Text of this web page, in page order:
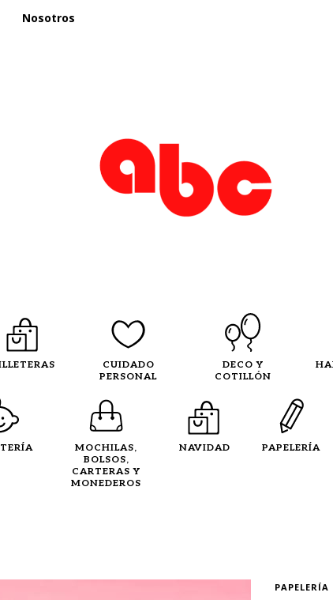
Nosotros
CUIDADO
PERSONAL
DECO Y
COTILLÓN
MOCHILAS,
BOLSOS,
CARTERAS Y
MONEDEROS
NAVIDAD PAPELERÍA
PAPELERÍA